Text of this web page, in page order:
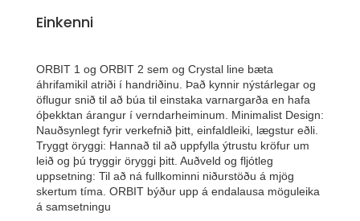
Einkenni
ORBIT 1 og ORBIT 2 sem og Crystal line bæta
áhrifamikil atriði í handriðinu. Það kynnir nýstárlegar og
öflugur snið til að búa til einstaka varnargarða en hafa
óþekktan árangur í verndarheiminum. Minimalist Design:
Nauðsynlegt fyrir verkefnið þitt, einfaldleiki, lægstur eðli.
Tryggt öryggi: Hannað til að uppfylla ýtrustu kröfur um
leið og þú tryggir öryggi þitt. Auðveld og fljótleg
uppsetning: Til að ná fullkominni niðurstöðu á mjög
skertum tíma. ORBIT býður upp á endalausa möguleika
á samsetningu